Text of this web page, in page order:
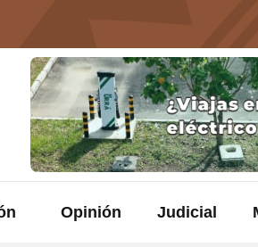
Opinión Judicial